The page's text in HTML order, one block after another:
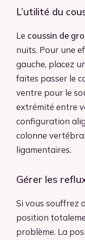
L’utilité du
Le coussin de
nuits. Pour une
gauche, placez
faites passer le
ventre pour le
extrémité entre
configuration
colonne
ligamentaires.
Gérer les
Si vous souffrez
position
problème. La